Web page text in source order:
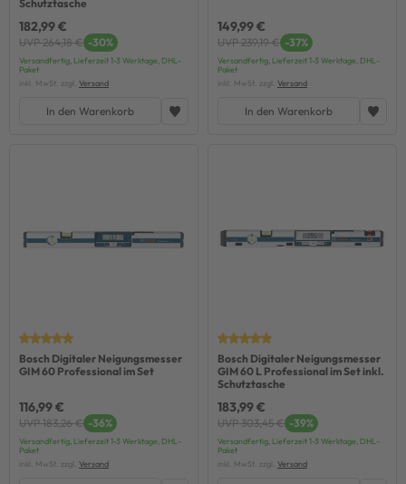
Schutztasche
182,99 €
UVP 264,18 € -30%
Versandfertig, Lieferzeit 1-3 Werktage, DHL-
Paket
inkl. MwSt. zzgl. Versand
In den Warenkorb
149,99 €
UVP 239,19 € -37%
Versandfertig, Lieferzeit 1-3 Werktage, DHL-
Paket
inkl. MwSt. zzgl. Versand
In den Warenkorb
Bosch Digitaler Neigungsmesser
GIM 60 Professional im Set
116,99 €
UVP 183,26 € -36%
Versandfertig, Lieferzeit 1-3 Werktage, DHL-
Paket
inkl. MwSt. zzgl. Versand
Bosch Digitaler Neigungsmesser
GIM 60 L Professional im Set inkl.
Schutztasche
183,99 €
UVP 303,45 € -39%
Versandfertig, Lieferzeit 1-3 Werktage, DHL-
Paket
inkl. MwSt. zzgl. Versand